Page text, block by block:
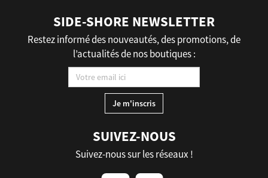
SIDE-SHORE NEWSLETTER
Restez informé des nouveautés, des promotions, de
l’actualités de nos boutiques :
SUIVEZ-NOUS
Suivez-nous sur les réseaux !